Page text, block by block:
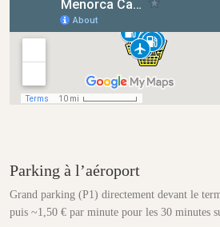
Parking à l’aéroport
Grand parking (P1) directement devant le
puis ~1,50 € par minute pour les 30 minutes